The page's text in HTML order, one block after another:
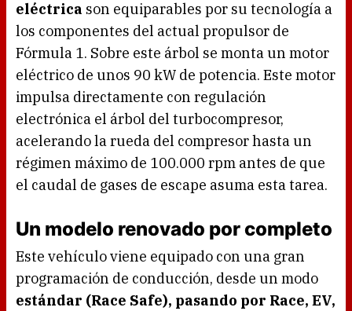
eléctrica son equiparables por su tecnología a
los componentes del actual propulsor de
Fórmula 1. Sobre este árbol se monta un motor
eléctrico de unos 90 kW de potencia. Este motor
impulsa directamente con regulación
electrónica el árbol del turbocompresor,
acelerando la rueda del compresor hasta un
régimen máximo de 100.000 rpm antes de que
el caudal de gases de escape asuma esta tarea.
Un modelo renovado por completo
Este vehículo viene equipado con una gran
programación de conducción, desde un modo
estándar (Race Safe), pasando por Race, EV,